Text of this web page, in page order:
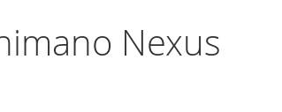
Nexus